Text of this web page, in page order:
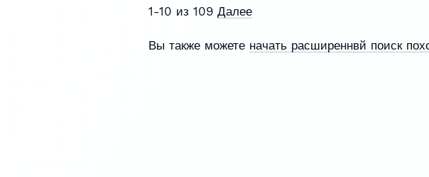
1-10 из 109 Далее
Вы также можете начать расширеннвй поиск